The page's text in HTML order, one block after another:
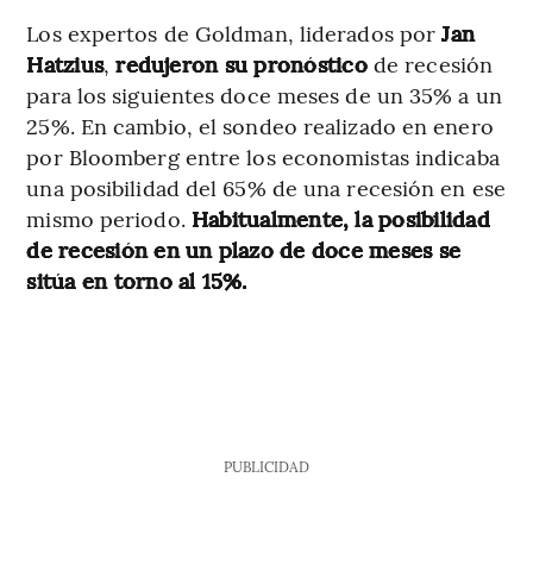
Los expertos de Goldman, liderados porJan
Hatzius,redujeron su pronósticode recesión
para los siguientes doce meses de un 35% a un
25%. En cambio, el sondeo realizado en enero
por Bloomberg entre los economistas indicaba
una posibilidad del 65% de una recesión en ese
mismo periodo. Habitualmente, la posibilidad
de recesión en un plazo de doce meses se
sitúa en torno al 15%.
PUBLICIDAD